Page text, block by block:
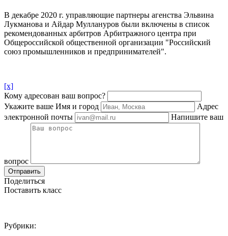
В декабре 2020 г. управляющие партнеры агенства Эльвина
Лукманова и Айдар Муллануров были включены в список
рекомендованных арбитров Арбитражного центра при
Общероссийской общественной организации "Российский
союз промышленников и предпринимателей".
[x]
Кому адресован ваш вопрос?
Укажите ваше Имя и город
Адрес
электронной почты
Напишите ваш
вопрос
Отправить
Поделиться
Поставить класс
Рубрики: